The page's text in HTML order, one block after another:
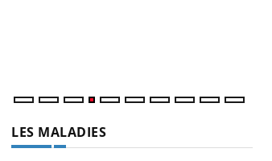
LES MALADIES